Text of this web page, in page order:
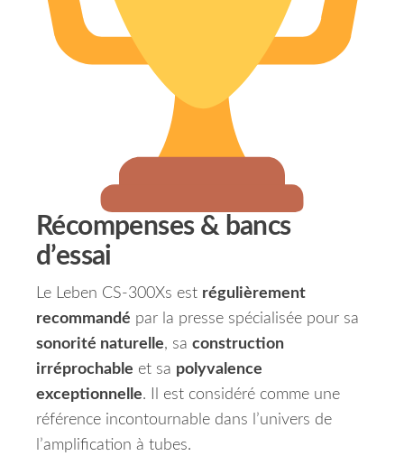
Récompenses & bancs
d’essai
Le Leben CS-300Xs est régulièrement
recommandé par la presse spécialisée pour sa
sonorité naturelle, sa construction
irréprochable et sa polyvalence
exceptionnelle. Il est considéré comme une
référence incontournable dans l’univers de
l’amplification à tubes.